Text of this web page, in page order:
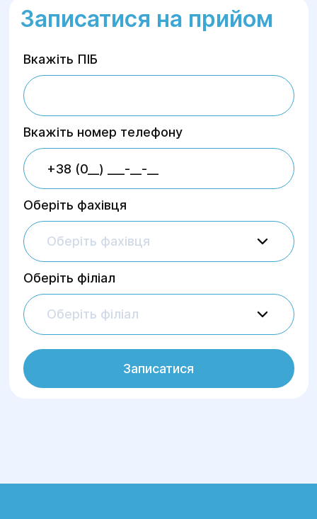
Записатися на прийом
Вкажіть ПІБ
Вкажіть номер телефону
Оберіть фахівця
Оберіть фахівця
Оберіть філіал
Оберіть філіал
Записатися